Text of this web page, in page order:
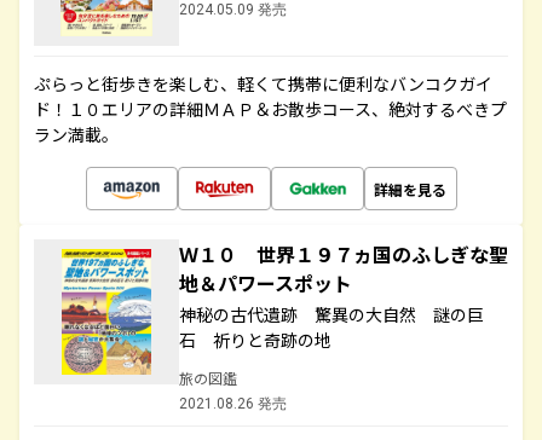
2024.05.09 発売
ぷらっと街歩きを楽しむ、軽くて携帯に便利なバンコクガイ
ド！１０エリアの詳細ＭＡＰ＆お散歩コース、絶対するべきプ
ラン満載。
詳細を見る
Ｗ１０ 世界１９７ヵ国のふしぎな聖
地＆パワースポット
神秘の古代遺跡 驚異の大自然 謎の巨
石 祈りと奇跡の地
旅の図鑑
2021.08.26 発売